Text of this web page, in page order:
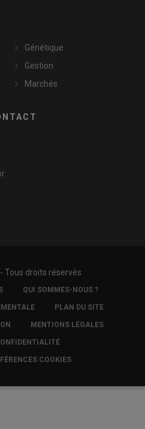
Génétique
Gestion
Marchés
Tous droits réservés
QUI SOMMES-NOUS ?
PLAN DU SITE
MENTIONS LÉGALES
COOKIES